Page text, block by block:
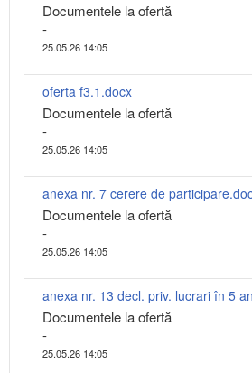
Documentele la ofertă
-
25.05.26 14:05
oferta f3.1.docx
Documentele la ofertă
-
25.05.26 14:05
anexa nr. 7 cerere de
Documentele la ofertă
-
25.05.26 14:05
anexa nr. 13 decl. priv. lucrari în 5
Documentele la ofertă
-
25.05.26 14:05